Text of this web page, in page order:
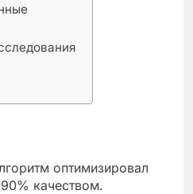
оптимизировал
качеством.